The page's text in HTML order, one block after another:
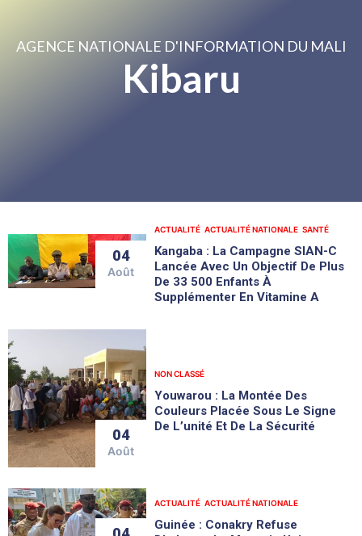
AGENCE NATIONALE D'INFORMATION DU MALI
Kibaru
04
Août
ACTUALITÉ ACTUALITÉ NATIONALE SANTÉ
Kangaba : La Campagne SIAN-C
Lancée Avec Un Objectif De Plus
De 33 500 Enfants À
Supplémenter En Vitamine A
04
Août
NON CLASSÉ
Youwarou : La Montée Des
Couleurs Placée Sous Le Signe
De L’unité Et De La Sécurité
ACTUALITÉ ACTUALITÉ NATIONALE
Guinée : Conakry Refuse